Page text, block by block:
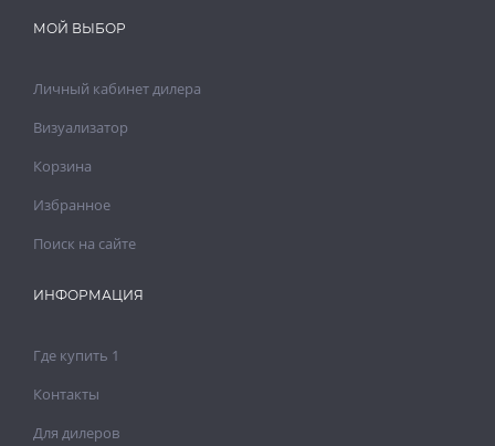
МОЙ ВЫБОР
Личный кабинет дилера
Визуализатор
Корзина
Избранное
Поиск на сайте
ИНФОРМАЦИЯ
Где купить 1
Контакты
Для дилеров